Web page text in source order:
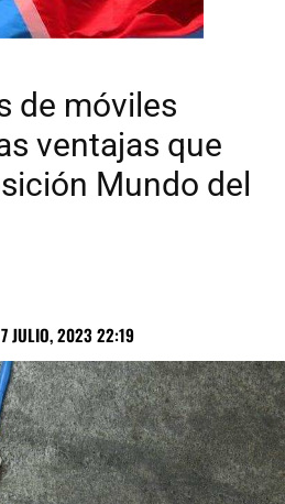
de móviles
ventajas que
Mundo del
7 JULIO, 2023 22:19